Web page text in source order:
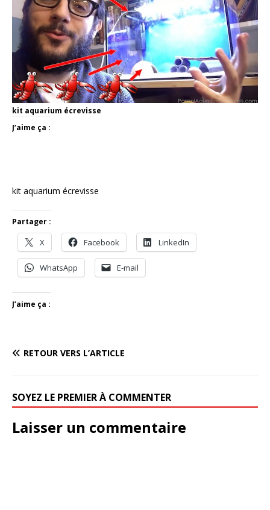
kit aquarium écrevisse
J’aime ça :
kit aquarium écrevisse
Partager :
X Facebook LinkedIn
WhatsApp E-mail
J’aime ça :
RETOUR VERS L’ARTICLE
SOYEZ LE PREMIER À COMMENTER
Laisser un commentaire